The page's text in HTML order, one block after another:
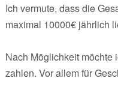
Ich vermute, dass die
maximal 10000€ jährlich
Nach Möglichkeit möchte
zahlen. Vor allem für